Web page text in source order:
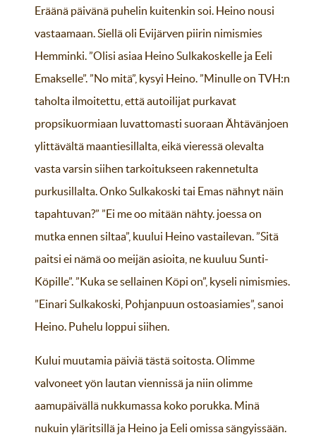
Eräänä päivänä puhelin kuitenkin soi. Heino nousi
vastaamaan. Siellä oli Evijärven piirin nimismies
Hemminki. ”Olisi asiaa Heino Sulkakoskelle ja Eeli
Emakselle”. ”No mitä”, kysyi Heino. ”Minulle on TVH:n
taholta ilmoitettu, että autoilijat purkavat
propsikuormiaan luvattomasti suoraan Ähtävänjoen
ylittävältä maantiesillalta, eikä vieressä olevalta
vasta varsin siihen tarkoitukseen rakennetulta
purkusillalta. Onko Sulkakoski tai Emas nähnyt näin
tapahtuvan?” ”Ei me oo mitään nähty. joessa on
mutka ennen siltaa”, kuului Heino vastailevan. ”Sitä
paitsi ei nämä oo meijän asioita, ne kuuluu Sunti-
Köpille”. ”Kuka se sellainen Köpi on”, kyseli nimismies.
”Einari Sulkakoski, Pohjanpuun ostoasiamies”, sanoi
Heino. Puhelu loppui siihen.
Kului muutamia päiviä tästä soitosta. Olimme
valvoneet yön lautan viennissä ja niin olimme
aamupäivällä nukkumassa koko porukka. Minä
nukuin yläritsillä ja Heino ja Eeli omissa sängyissään.